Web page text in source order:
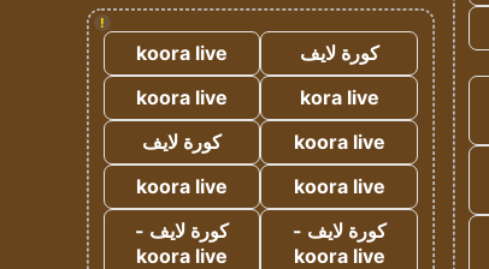
!
كورة لايف
koora live
kora live
koora live
koora live
كورة لايف
koora live
koora live
كورة لايف -
koora live
كورة لايف -
koora live